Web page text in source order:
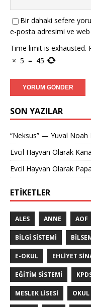
Bir dahaki sefere
e-posta adresimi ve web
Time limit is exhausted.
× 5 = 45
SON YAZILAR
“Neksus” — Yuval Noah
Evcil Hayvan Olarak
Evcil Hayvan Olarak
ETIKETLER
ALES ANNE AOF
BILGI SISTEMI
E-OKUL EHLIYET
EĞITIM SISTEMI
MESLEK LISESI OKUL